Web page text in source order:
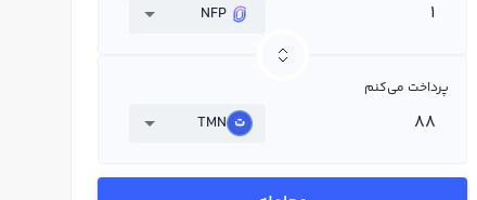
NFP
پرداخت می‌کنم
TMN